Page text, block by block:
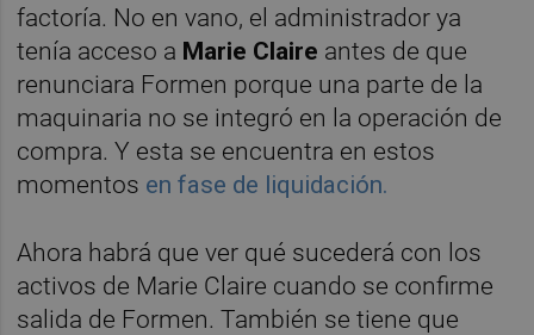
factoría. No en vano, el administrador ya
tenía acceso a Marie Claire antes de que
renunciara Formen porque una parte de la
maquinaria no se integró en la operación de
compra. Y esta se encuentra en estos
momentos en fase de liquidación.
Ahora habrá que ver qué sucederá con los
activos de Marie Claire cuando se confirme
salida de Formen. También se tiene que